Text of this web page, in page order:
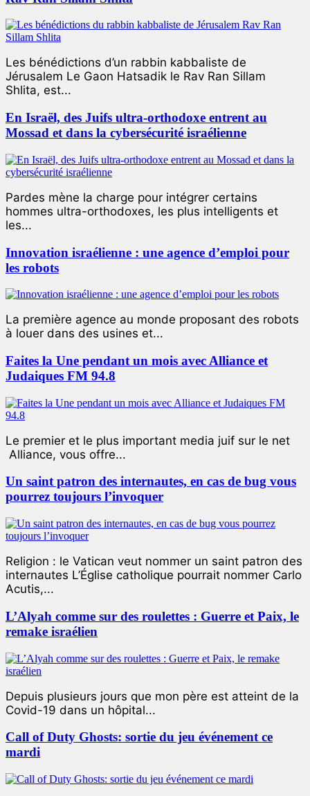
Les bénédictions d’un rabbin kabbaliste de
Jérusalem Le Gaon Hatsadik le Rav Ran Sillam
Shlita, est...
En Israël, des Juifs ultra-orthodoxe entrent au
Mossad et dans la cybersécurité israélienne
Pardes mène la charge pour intégrer certains
hommes ultra-orthodoxes, les plus intelligents et
les...
Innovation israélienne : une agence d’emploi pour
les robots
La première agence au monde proposant des robots
à louer dans des usines et...
Faites la Une pendant un mois avec Alliance et
Judaiques FM 94.8
Le premier et le plus important media juif sur le net
Alliance, vous offre...
Un saint patron des internautes, en cas de bug vous
pourrez toujours l’invoquer
Religion : le Vatican veut nommer un saint patron des
internautes L’Église catholique pourrait nommer Carlo
Acutis,...
L’Alyah comme sur des roulettes : Guerre et Paix, le
remake israélien
Depuis plusieurs jours que mon père est atteint de la
Covid-19 dans un hôpital...
Call of Duty Ghosts: sortie du jeu événement ce
mardi